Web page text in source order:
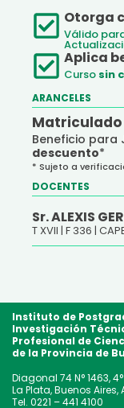
Otorga
Válido
Aplica
Curso sin
ARANCELES
Matriculado
Beneficio para
descuento*
* Sujeto a
DOCENTES
Sr. ALEXIS
T XVII | F 336 |
Instituto de
Investigación
Profesional de
de la Provincia de
Diagonal 74 N° 1463,
La Plata, Buenos Aires,
Tel. 0221 – 441 4100